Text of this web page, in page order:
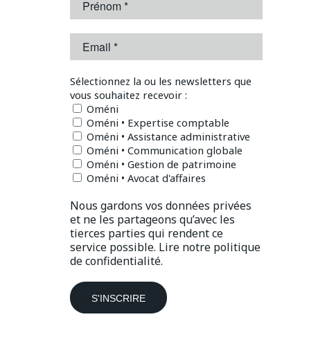
Sélectionnez la ou les newsletters que
vous souhaitez recevoir :
Oméni
Oméni • Expertise comptable
Oméni • Assistance administrative
Oméni • Communication globale
Oméni • Gestion de patrimoine
Oméni • Avocat d'affaires
Nous gardons vos données privées
et ne les partageons qu’avec les
tierces parties qui rendent ce
service possible. Lire notre politique
de confidentialité.